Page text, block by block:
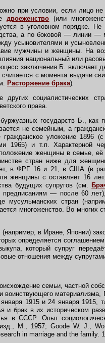
при условии, если лицо не
двоеженство (или
в уголовном порядке.
а по боковой — линии
усыновителями и
мужчины и женщины. На
национальный или
заключения Б. включает
с момента выдачи
Расторжение брака).
других социалистических
права.
государств Б., как
не семейным, а
гражданское уложение 1896
1965) и т.п. Характерной
женщины в семье,
стран ниже для
в ФРГ 16 и 21, в США (в
женщины с оставляет 16
будущих супругов (см.
предписаниям — после 60
стран
многоженство. Во многих
в Иране, Японии)
определяется
который супруг
отношения между
семьи, частной
воинствующего
1915 и 24 января
и брак в их историческом
в СССР. Опыт
изд., М., 1957; Goode W. J.,
in marriage and the